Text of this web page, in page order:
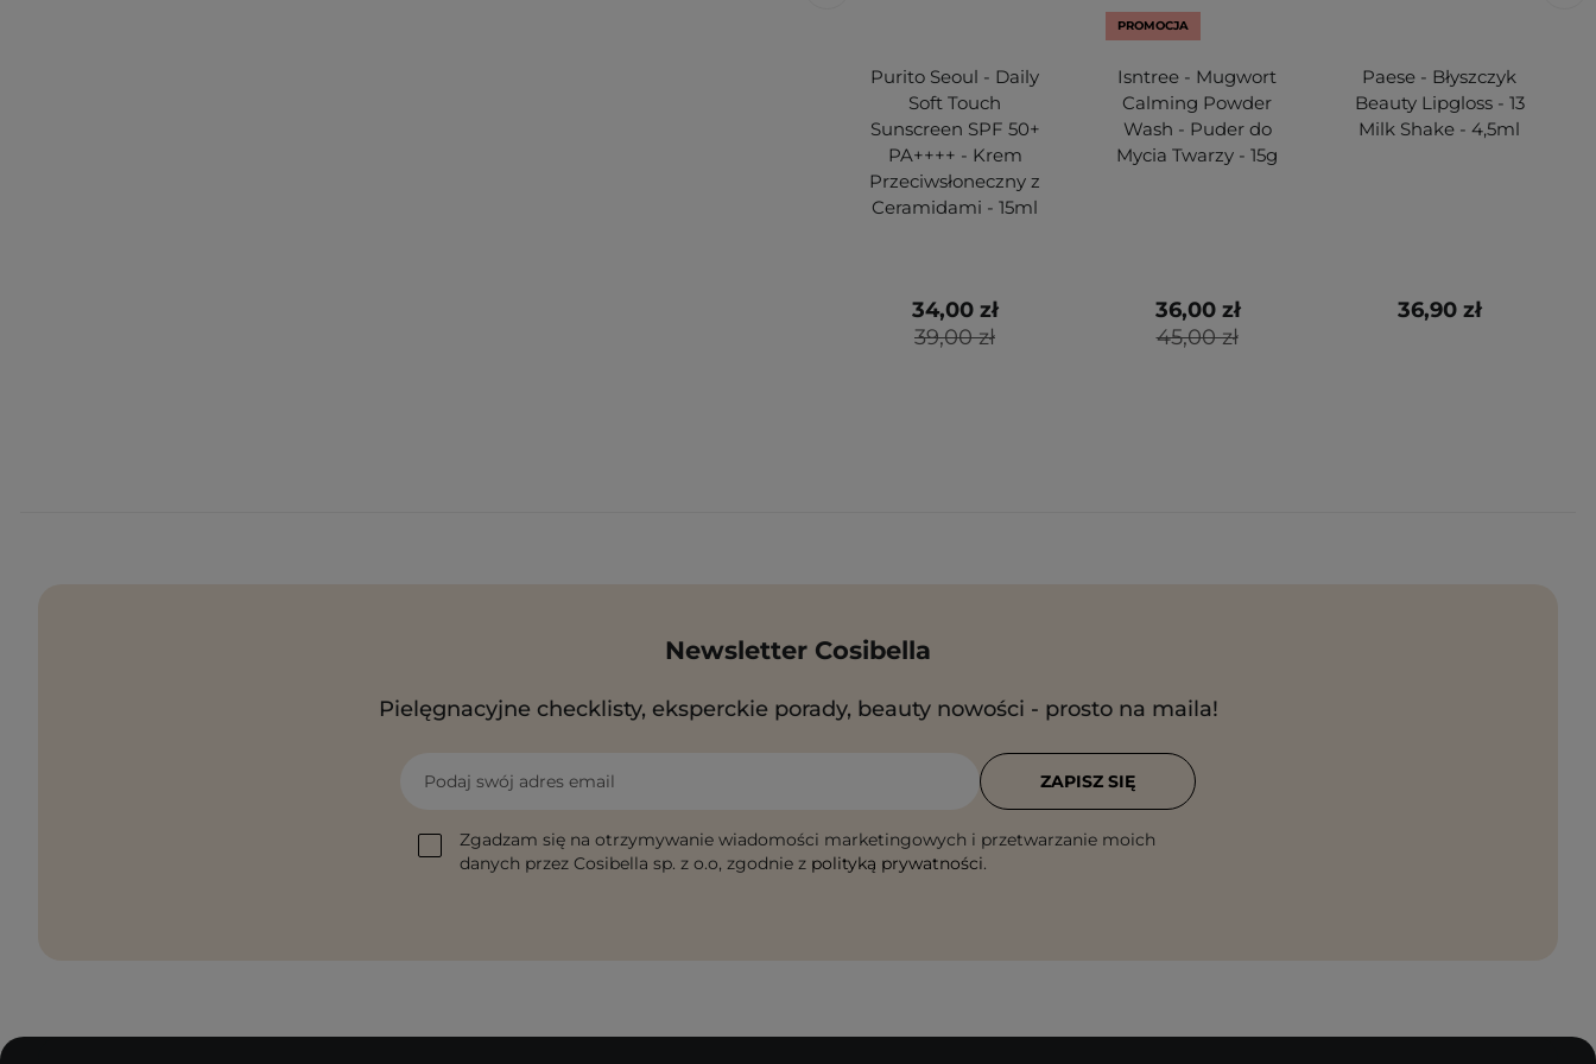
Purito Seoul - Daily
Soft Touch
Sunscreen SPF 50+
PA++++ - Krem
Przeciwsłoneczny z
Ceramidami - 15ml
39,00 zł
34,00 zł
PROMOCJA
Isntree - Mugwort
Calming Powder
Wash - Puder do
Mycia Twarzy - 15g
45,00 zł
36,00 zł
Paese - Błyszczyk
Beauty Lipgloss - 13
Milk Shake - 4,5ml
36,90 zł
Newsletter Cosibella
Pielęgnacyjne checklisty, eksperckie porady, beauty nowości - prosto na maila!
Podaj swój adres email
Zgadzam się na otrzymywanie wiadomości marketingowych i przetwarzanie moich
danych przez Cosibella sp. z o.o, zgodnie z polityką prywatności.
ZAPISZ SIĘ